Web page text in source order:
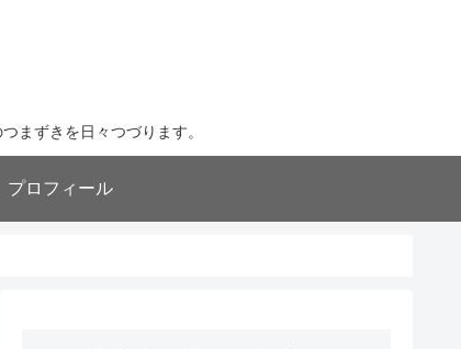
まずきを日々つづります。
プロフィール